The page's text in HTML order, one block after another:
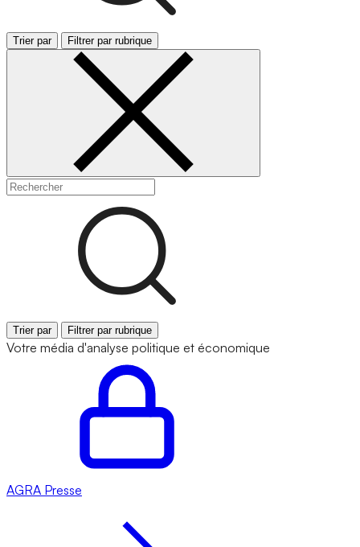
Trier par Filtrer par rubrique
Trier par Filtrer par rubrique
Votre média d'analyse politique et économique
AGRA Presse